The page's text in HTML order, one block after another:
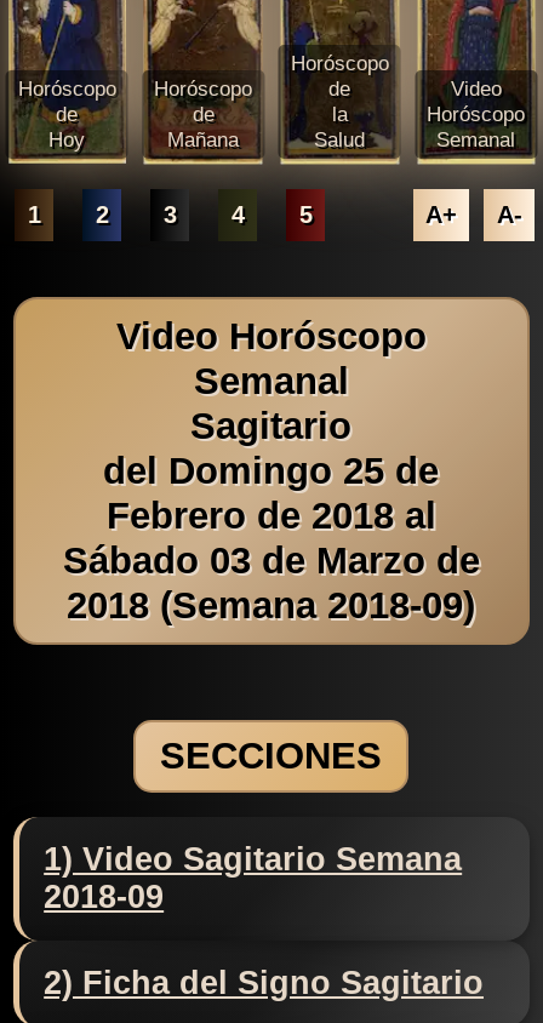
Horóscopo
de
Hoy
Horóscopo
de
Mañana
Horóscopo
de
la
Salud
Video
Horóscopo
Semanal
1 2 3 4 5 A+ A-
Video Horóscopo
Semanal
Sagitario
del Domingo 25 de
Febrero de 2018 al
Sábado 03 de Marzo de
2018 (Semana 2018-09)
SECCIONES
1) Video Sagitario Semana
2018-09
2) Ficha del Signo Sagitario